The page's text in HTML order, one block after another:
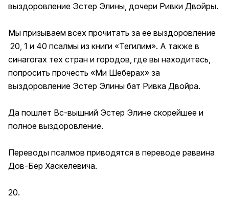
выздоровление Эстер Элины, дочери Ривки Двойры.
Мы призываем всех прочитать за ее выздоровление
20, 1 и 40 псалмы из книги «Тегилим». А также в
синагогах тех стран и городов, где вы находитесь,
попросить прочесть «Ми Шеберах» за
выздоровление Эстер Элины бат Ривка Двойра.
Да пошлет Вс-вышний Эстер Элине скорейшее и
полное выздоровление.
Переводы псалмов приводятся в переводе раввина
Дов-Бер Хаскелевича.
20.